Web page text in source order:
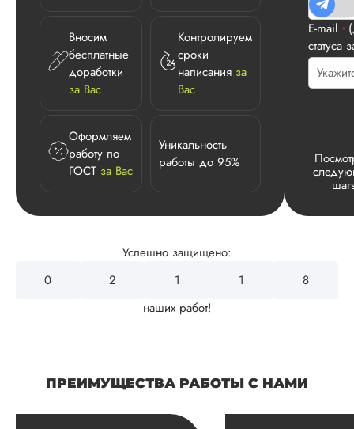
Вносим
бесплатные
доработки
за Вас
Контролируем
сроки
написания за
Вас
Оформляем
работу по
ГОСТ за Вас
Уникальность
работы до 95%
E-mail *
статуса
Успешно защищено:
2
3
4
2
0
наших работ!
ПРЕИМУЩЕСТВА РАБОТЫ С НАМИ